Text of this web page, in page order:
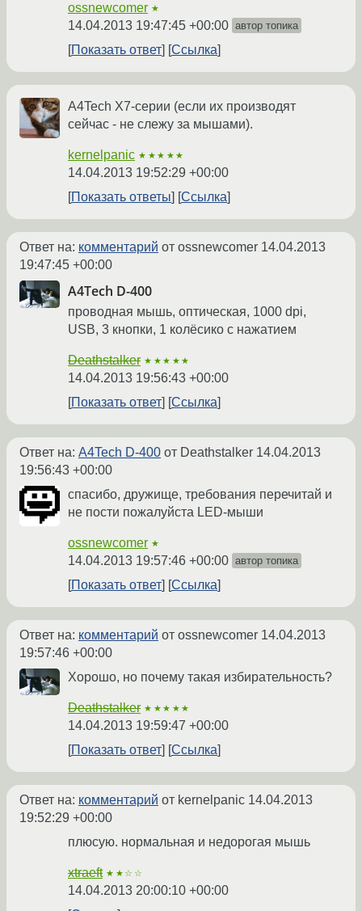
ossnewcomer ★
14.04.2013 19:47:45 +00:00 автор топика
Показать ответ Ссылка
A4Tech X7-серии (если их производят
сейчас - не слежу за мышами).
kernelpanic ★★★★★
14.04.2013 19:52:29 +00:00
Показать ответы
Ссылка
Ответ на: комментарий от ossnewcomer 14.04.2013
19:47:45 +00:00
A4Tech D-400
проводная мышь, оптическая, 1000 dpi,
USB, 3 кнопки, 1 колёсико с нажатием
Deathstalker ★★★★★
14.04.2013 19:56:43 +00:00
Показать ответ
Ссылка
Ответ на: A4Tech D-400 от Deathstalker 14.04.2013
19:56:43 +00:00
спасибо, дружище, требования перечитай и
не пости пожалуйста LED-мыши
ossnewcomer ★
14.04.2013 19:57:46 +00:00 автор топика
Показать ответ Ссылка
Ответ на: комментарий от ossnewcomer 14.04.2013
19:57:46 +00:00
Хорошо, но почему такая избирательность?
Deathstalker ★★★★★
14.04.2013 19:59:47 +00:00
Показать ответ
Ссылка
Ответ на: комментарий от kernelpanic 14.04.2013
19:52:29 +00:00
плюсую. нормальная и недорогая мышь
xtraeft ★★☆☆
14.04.2013 20:00:10 +00:00